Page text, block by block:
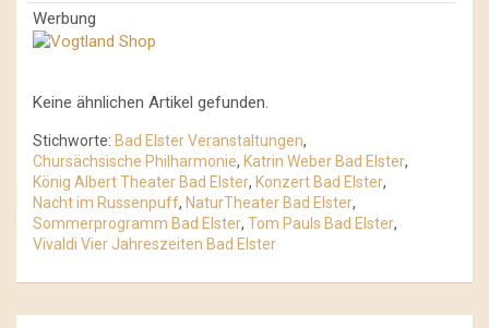
Werbung
Keine ähnlichen Artikel gefunden.
Stichworte: Bad Elster Veranstaltungen,
Chursächsische Philharmonie, Katrin Weber Bad Elster,
König Albert Theater Bad Elster, Konzert Bad Elster,
Nacht im Russenpuff, NaturTheater Bad Elster,
Sommerprogramm Bad Elster, Tom Pauls Bad Elster,
Vivaldi Vier Jahreszeiten Bad Elster